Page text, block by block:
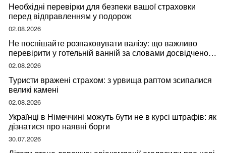
Необхідні перевірки для безпеки вашої страховки
перед відправленням у подорож
02.08.2026
Не поспішайте розпаковувати валізу: що важливо
перевірити у готельній ванній за словами досвідченої
мандрівниці
02.08.2026
Туристи вражені страхом: з урвища раптом зсипалися
великі камені
02.08.2026
Українці в Німеччині можуть бути не в курсі штрафів: як
дізнатися про наявні борги
30.07.2026